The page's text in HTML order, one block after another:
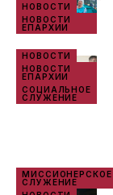
НОВОСТИ
НОВОСТИ
ЕПАРХИИ
НОВОСТИ
НОВОСТИ
ЕПАРХИИ
СОЦИАЛЬНОЕ
СЛУЖЕНИЕ
МИССИОНЕРСКОЕ
СЛУЖЕНИЕ